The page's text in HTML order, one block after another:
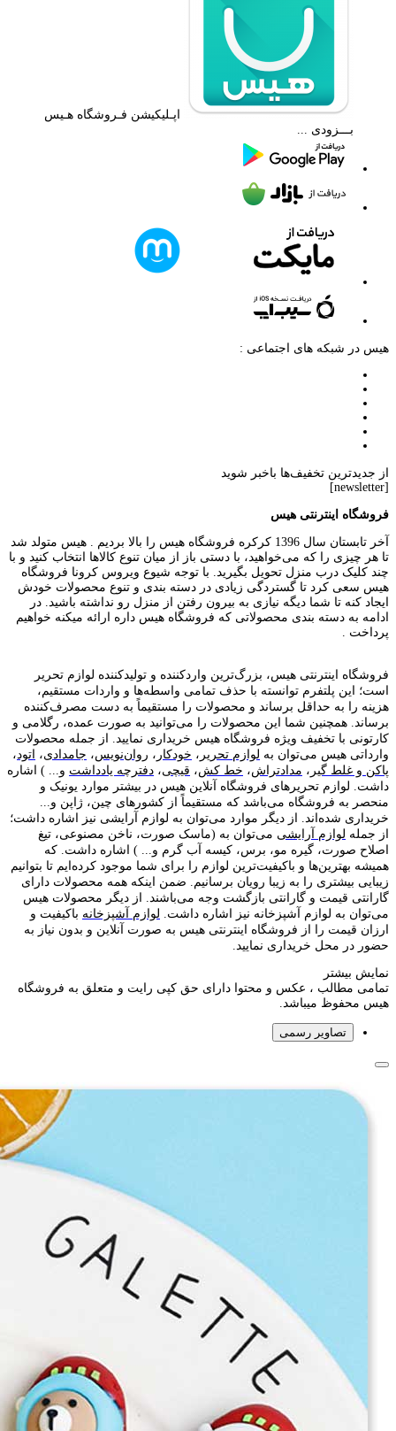
اپـلیکیشن فـروشگاه هـیس
بـــزودی ...
هیس در شبکه های اجتماعی :
از جدیدترین تخفیف‌ها باخبر شوید
[newsletter]
فروشگاه اینترنتی هیس
آخر تابستان سال 1396 کرکره فروشگاه هیس را بالا بردیم . هیس متولد شد
تا هر چیزی را که می‌خواهید، با دستی باز از میان تنوع کالاها انتخاب کنید و با
چند کلیک درب منزل تحویل بگیرید. با توجه شیوع ویروس کرونا فروشگاه
هیس سعی کرد تا گستردگی زیادی در دسته بندی و تنوع محصولات خودش
ایجاد کنه تا شما دیگه نیازی به بیرون رفتن از منزل رو نداشته باشید. در
ادامه به دسته بندی محصولاتی که فروشگاه هیس داره ارائه میکنه خواهیم
پرداخت .
فروشگاه اینترنتی هیس، بزرگ‌ترین وارد‌کننده و تولید‌کننده لوازم تحریر
است؛ این پلتفرم توانسته با حذف تمامی واسطه‌ها و واردات مستقیم،
هزینه را به حداقل برساند و محصولات را مستقیماً به دست مصرف‌کننده
برساند. همچنین شما این محصولات را می‌توانید به صورت عمده، رگلامی و
کارتونی با تخفیف ویژه فروشگاه هیس خریداری نمایید. از جمله محصولات
وارداتی هیس می‌توان به لوازم تحریر ، خودکار ، روان‌نویس، جامدادی، اتود ،
پاکن و غلط گیر ، مدادتراش، خط کش، قیچی، دفترچه یادداشت و... ) اشاره
داشت. لوازم تحریر‌های فروشگاه آنلاین هیس در بیشتر موارد یونیک و
منحصر به فروشگاه می‌باشد که مستقیماً از کشور‌های چین، ژاپن و...
خریداری شده‌اند. از دیگر موارد می‌توان به لوازم آرایشی نیز اشاره داشت؛
از جمله لوازم آرایشی می‌توان به (ماسک صورت، ناخن مصنوعی، تیغ
اصلاح صورت، گیره مو، برس، کیسه آب گرم و... ) اشاره داشت. که
همیشه بهترین‌ها و باکیفیت‌ترین لوازم را برای شما موجود کرده‌ایم تا بتوانیم
زیبایی بیشتری را به زیبا رویان برسانیم. ضمن اینکه همه محصولات دارای
گارانتی قیمت و گارانتی بازگشت وجه می‌باشند. از دیگر محصولات هیس
می‌توان به لوازم آشپزخانه نیز اشاره داشت. لوازم آشپزخانه باکیفیت و
ارزان قیمت را از فروشگاه اینترنتی هیس به صورت آنلاین و بدون نیاز به
حضور در محل خریداری نمایید.
نمایش بیشتر
تمامی مطالب ، عکس و محتوا دارای حق کپی رایت و متعلق به فروشگاه
هیس محفوظ میباشد.
تصاویر رسمی